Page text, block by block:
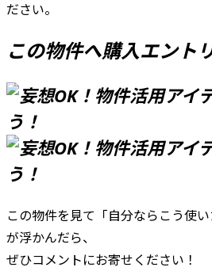
ださい。
この物件へ購入エント
この物件を見て「自分ならこう使
が浮かんだら、
ぜひコメントにお寄せください！